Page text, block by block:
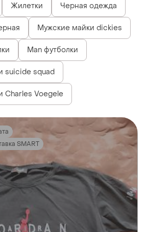
Жилетки Черная одежда
Мужские майки dickies
Man футболки
suicide squad
Charles Voegele
SMART